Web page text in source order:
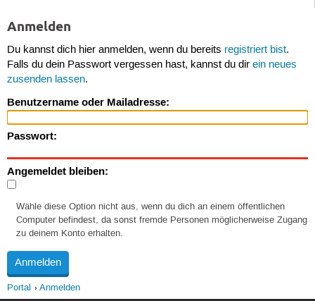
Anmelden
Du kannst dich hier anmelden, wenn du bereits registriert bist.
Falls du dein Passwort vergessen hast, kannst du dir ein neues
zusenden lassen.
Benutzername oder Mailadresse:
Passwort:
Angemeldet bleiben:
Wähle diese Option nicht aus, wenn du dich an einem öffentlichen
Computer befindest, da sonst fremde Personen möglicherweise Zugang
zu deinem Konto erhalten.
Portal Anmelden